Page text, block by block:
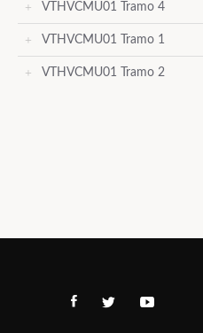
VTHVCMU01 Tramo 4
VTHVCMU01 Tramo 1
VTHVCMU01 Tramo 2